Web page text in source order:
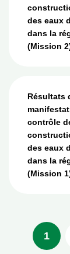
des eaux
dans la
(Mission
Résultats
contrôle
des eaux
dans la
(Mission
Pagination
1